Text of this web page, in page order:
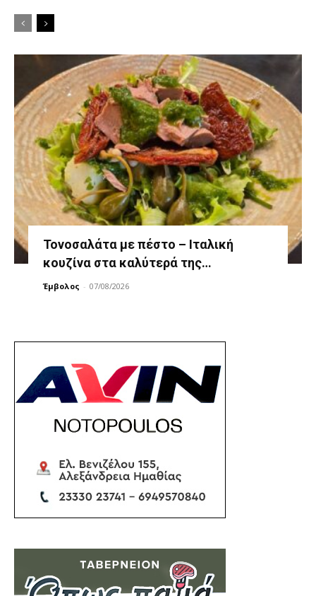
Τονοσαλάτα με πέστο – Ιταλική
κουζίνα στα καλύτερά της…
Έμβολος - 07/08/2026